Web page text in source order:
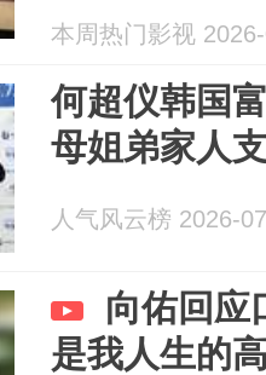
本周热门影视
何超仪韩国
母姐弟家人
人气风云榜 2026-
向佑回应
是我人生的